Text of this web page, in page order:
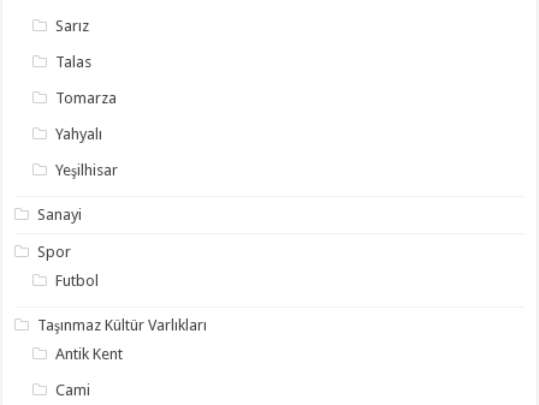
Sarız
Talas
Tomarza
Yahyalı
Yeşilhisar
Sanayi
Spor
Futbol
Taşınmaz Kültür Varlıkları
Antik Kent
Cami